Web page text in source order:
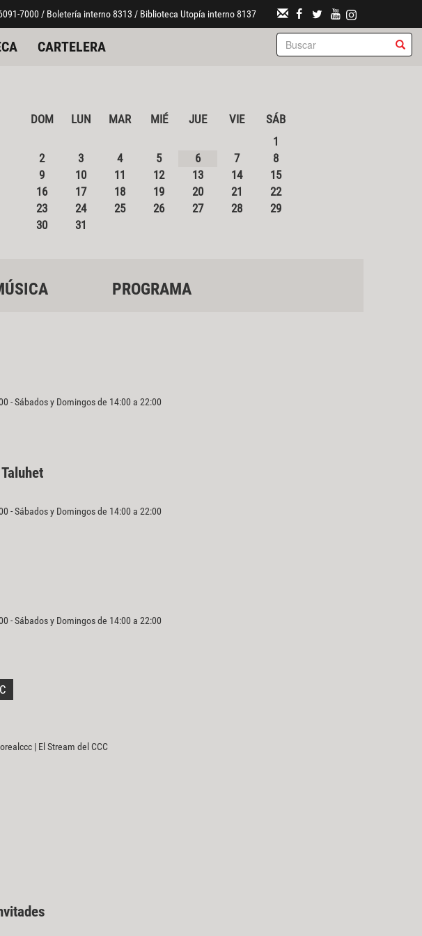
7000 / Boletería interno 8313 / Biblioteca Utopía interno 8137
CARTELERA
DOM LUN MAR MIÉ JUE VIE
SÁB
1
2
3 4 5 6 7
8
9
10 11 12 13 14
15
16
17 18 19 20 21
22
23
24 25 26 27 28
29
30
31
PROGRAMA
- Sábados y Domingos de 14:00 a 22:00
- Sábados y Domingos de 14:00 a 22:00
- Sábados y Domingos de 14:00 a 22:00
| El Stream del CCC